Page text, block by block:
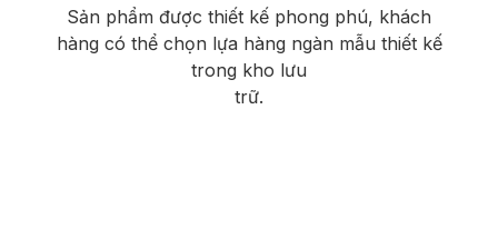
Sản phẩm được thiết kế phong phú, khách
hàng có thể chọn lựa hàng ngàn mẫu thiết kế
trong kho lưu
trữ.